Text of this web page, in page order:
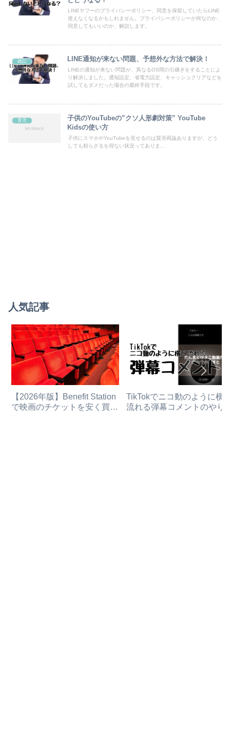
LINEヤフーのプライバシーポリシー、同意を保留していたらLINE
使えなくなるかもしれません。プライバシーポリシーが何なのか、
同意してもいいのか、解説します。
雑記 LINE通知が来ない問題、予想外な方法で解決！
LINEの通知が来ない問題が、異なるOS間の引継ぎをすることによ
り解決しました。通知設定、省電力設定、キャッシュクリアなどを
試してもダメだった場合の最終手段です。
育児
子供のYouTubeの”クソ人形劇対策” YouTube
Kidsの使い方
子供にスマホやYouTubeを見せるのは賛否両論ありますが、どう
しても頼らざるを得ない状況ってありま...
人気記事
【2026年版】Benefit Station
で映画のチケットを安く買う
TikTokでニコ動のように横
流れる弾幕コメントのやり